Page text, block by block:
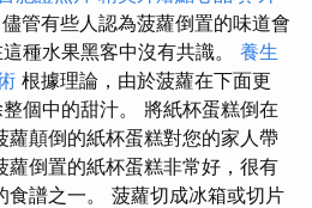
儘管有些人認為菠蘿倒置的味道會
種水果黑客中沒有共識。 養生
根據理論，由於菠蘿在下面更
個中的甜汁。 將紙杯蛋糕倒在
蘿顛倒的紙杯蛋糕對您的家人帶
蘿倒置的紙杯蛋糕非常好，很有
食譜之一。 菠蘿切成冰箱或切片